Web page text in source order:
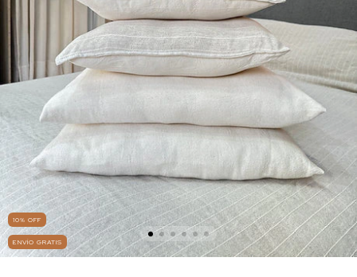
10% OFF
ENVÍO GRATIS